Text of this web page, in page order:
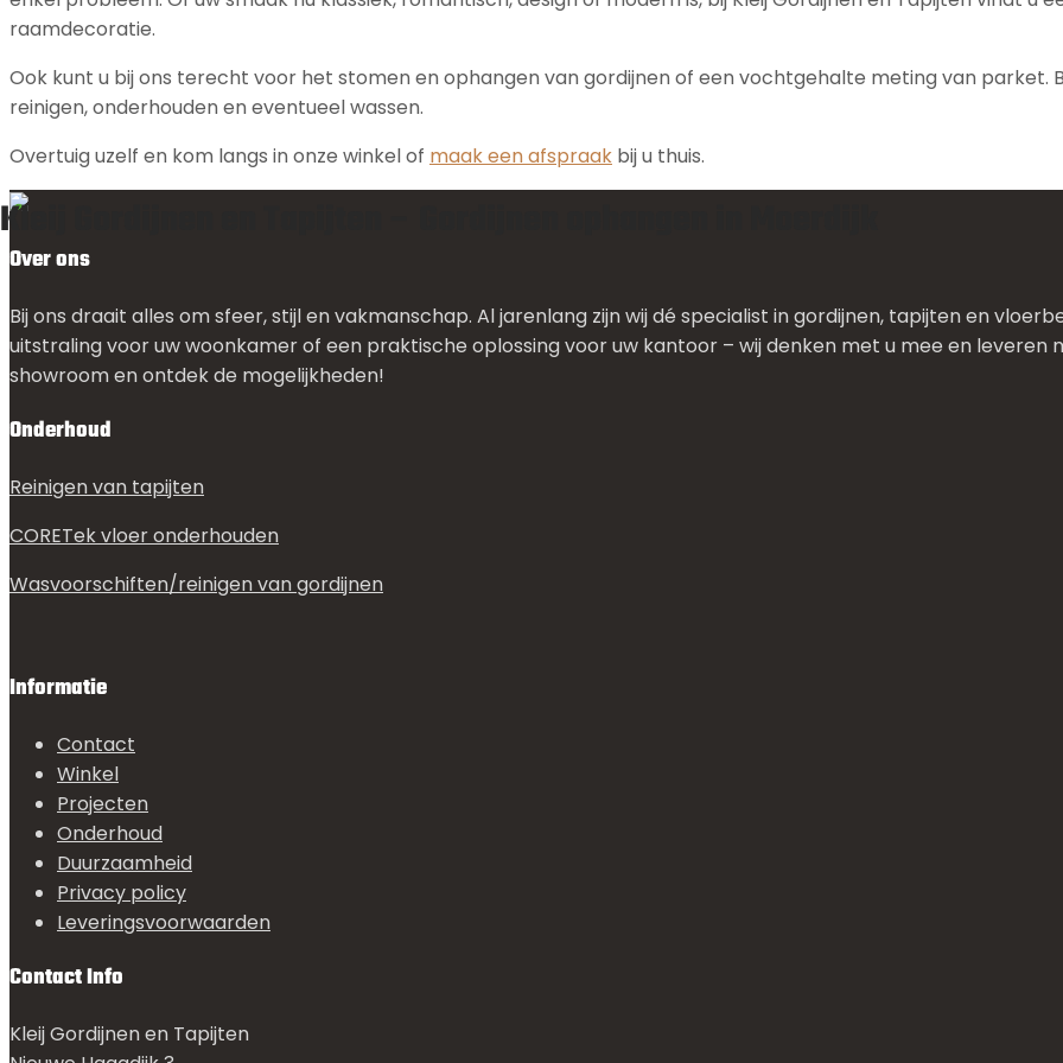
Kleij Gordijnen en Tapijten – Gordijnen ophangen in Moerdijk
raamdecoratie.
Ook kunt u bij ons terecht voor het stomen en ophangen van gordijnen of een vochtgehalte meting van parket.
reinigen, onderhouden en eventueel wassen.
Overtuig uzelf en kom langs in onze winkel of maak een afspraak bij u thuis.
Over ons
Bij ons draait alles om sfeer, stijl en vakmanschap. Al jarenlang zijn wij dé specialist in gordijnen, tapijten en
uitstraling voor uw woonkamer of een praktische oplossing voor uw kantoor – wij denken met u mee en leveren
showroom en ontdek de mogelijkheden!
Onderhoud
Reinigen van tapijten
CORETek vloer onderhouden
Wasvoorschiften/reinigen van gordijnen
Informatie
Contact
Winkel
Projecten
Onderhoud
Duurzaamheid
Privacy policy
Leveringsvoorwaarden
Contact Info
Kleij Gordijnen en Tapijten